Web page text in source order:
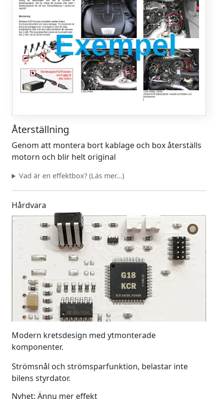
Återställning
Genom att montera bort kablage och box återställs
motorn och blir helt original
Vad är en effektbox? (Läs mer...)
Hårdvara
Modern kretsdesign med ytmonterade
komponenter.
Strömsnål och strömsparfunktion, belastar inte
bilens styrdator.
Nyhet: Ännu mer effekt